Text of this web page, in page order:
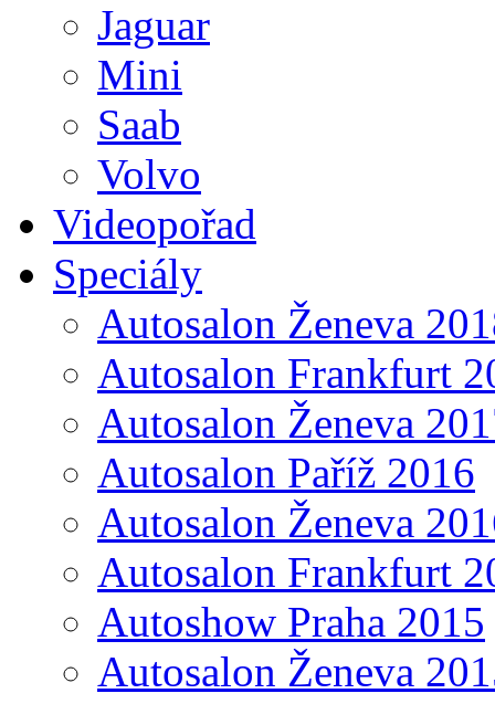
Jaguar
Mini
Saab
Volvo
Videopořad
Speciály
Autosalon Ženeva
Autosalon Frankfurt
Autosalon Ženeva
Autosalon Paříž 2016
Autosalon Ženeva
Autosalon Frankfurt
Autoshow Praha 2015
Autosalon Ženeva